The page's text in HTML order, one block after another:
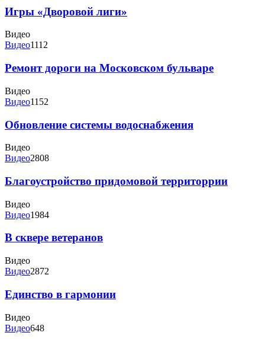
Игры «Дворовой лиги»
Видео
Видео1112
Ремонт дороги на Московском бульваре
Видео
Видео1152
Обновление системы водоснабжения
Видео
Видео2808
Благоустройство придомовой территоррии
Видео
Видео1984
В сквере ветеранов
Видео
Видео2872
Единство в гармонии
Видео
Видео648